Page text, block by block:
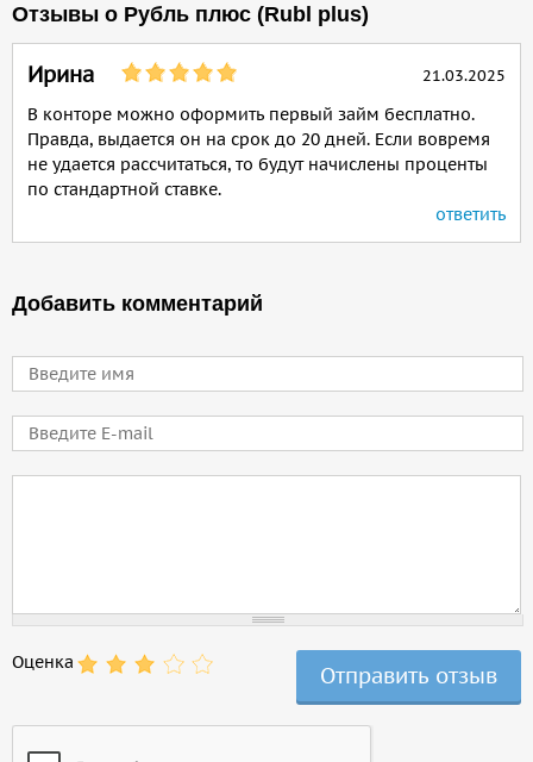
Отзывы о Рубль плюс (Rubl plus)
Ирина 21.03.2025
В конторе можно оформить первый займ бесплатно.
Правда, выдается он на срок до 20 дней. Если вовремя
не удается рассчитаться, то будут начислены проценты
по стандартной ставке.
ответить
Добавить комментарий
Имя
E-mail
Оценка